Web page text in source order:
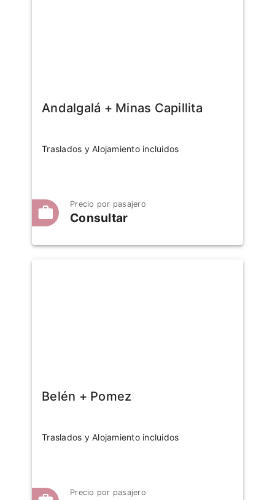
Andalgalá + Minas Capillita
Traslados y Alojamiento incluidos
Precio por pasajero
Consultar
Belén + Pomez
Traslados y Alojamiento incluidos
Precio por pasajero